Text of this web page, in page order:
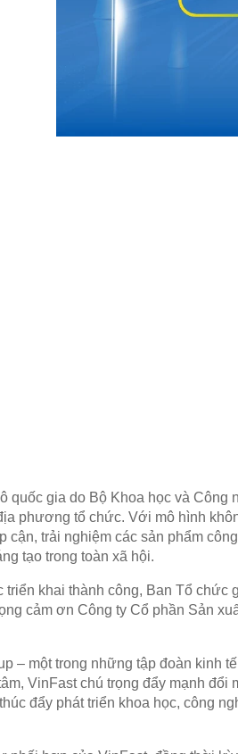
quốc gia do Bộ Khoa học và Công
phương tổ chức. Với mô hình
trải nghiệm các sản phẩm
tạo trong toàn xã hội.
khai thành công, Ban Tổ chức
cảm ơn Công ty Cổ phần Sản
– một trong những tập đoàn kinh
VinFast chú trọng đẩy mạnh đổi
đẩy phát triển khoa học, công